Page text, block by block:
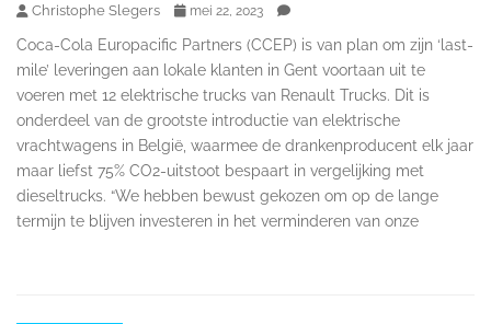
Christophe Slegers mei 22, 2023
Coca-Cola Europacific Partners (CCEP) is van plan om zijn ‘last-
mile’ leveringen aan lokale klanten in Gent voortaan uit te
voeren met 12 elektrische trucks van Renault Trucks. Dit is
onderdeel van de grootste introductie van elektrische
vrachtwagens in België, waarmee de drankenproducent elk jaar
maar liefst 75% CO2-uitstoot bespaart in vergelijking met
dieseltrucks. “We hebben bewust gekozen om op de lange
termijn te blijven investeren in het verminderen van onze